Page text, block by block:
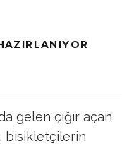
gelen çığır açan
bisikletçilerin